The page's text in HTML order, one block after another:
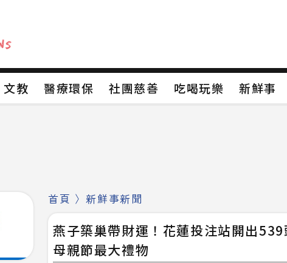
文教 醫療環保 社團慈善 吃喝玩樂 新鮮事
首頁 〉 新鮮事新聞
燕子築巢帶財運！花蓮投注站開出
母親節最大禮物
文教 醫療環保 社團慈善 吃喝玩樂 新鮮事